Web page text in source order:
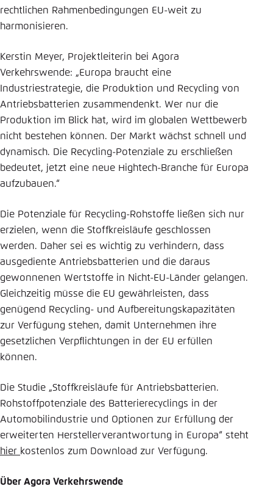
rechtlichen Rahmenbedingungen EU-weit zu
harmonisieren.
Kerstin Meyer, Projektleiterin bei Agora
Verkehrswende: „Europa braucht eine
Industriestrategie, die Produktion und Recycling von
Antriebsbatterien zusammendenkt. Wer nur die
Produktion im Blick hat, wird im globalen Wettbewerb
nicht bestehen können. Der Markt wächst schnell und
dynamisch. Die Recycling-Potenziale zu erschließen
bedeutet, jetzt eine neue Hightech-Branche für Europa
aufzubauen.“
Die Potenziale für Recycling-Rohstoffe ließen sich nur
erzielen, wenn die Stoffkreisläufe geschlossen
werden. Daher sei es wichtig zu verhindern, dass
ausgediente Antriebsbatterien und die daraus
gewonnenen Wertstoffe in Nicht-EU-Länder gelangen.
Gleichzeitig müsse die EU gewährleisten, dass
genügend Recycling- und Aufbereitungskapazitäten
zur Verfügung stehen, damit Unternehmen ihre
gesetzlichen Verpflichtungen in der EU erfüllen
können.
Die Studie „Stoffkreisläufe für Antriebsbatterien.
Rohstoffpotenziale des Batterierecyclings in der
Automobilindustrie und Optionen zur Erfüllung der
erweiterten Herstellerverantwortung in Europa“ steht
hier kostenlos zum Download zur Verfügung.
Über Agora Verkehrswende